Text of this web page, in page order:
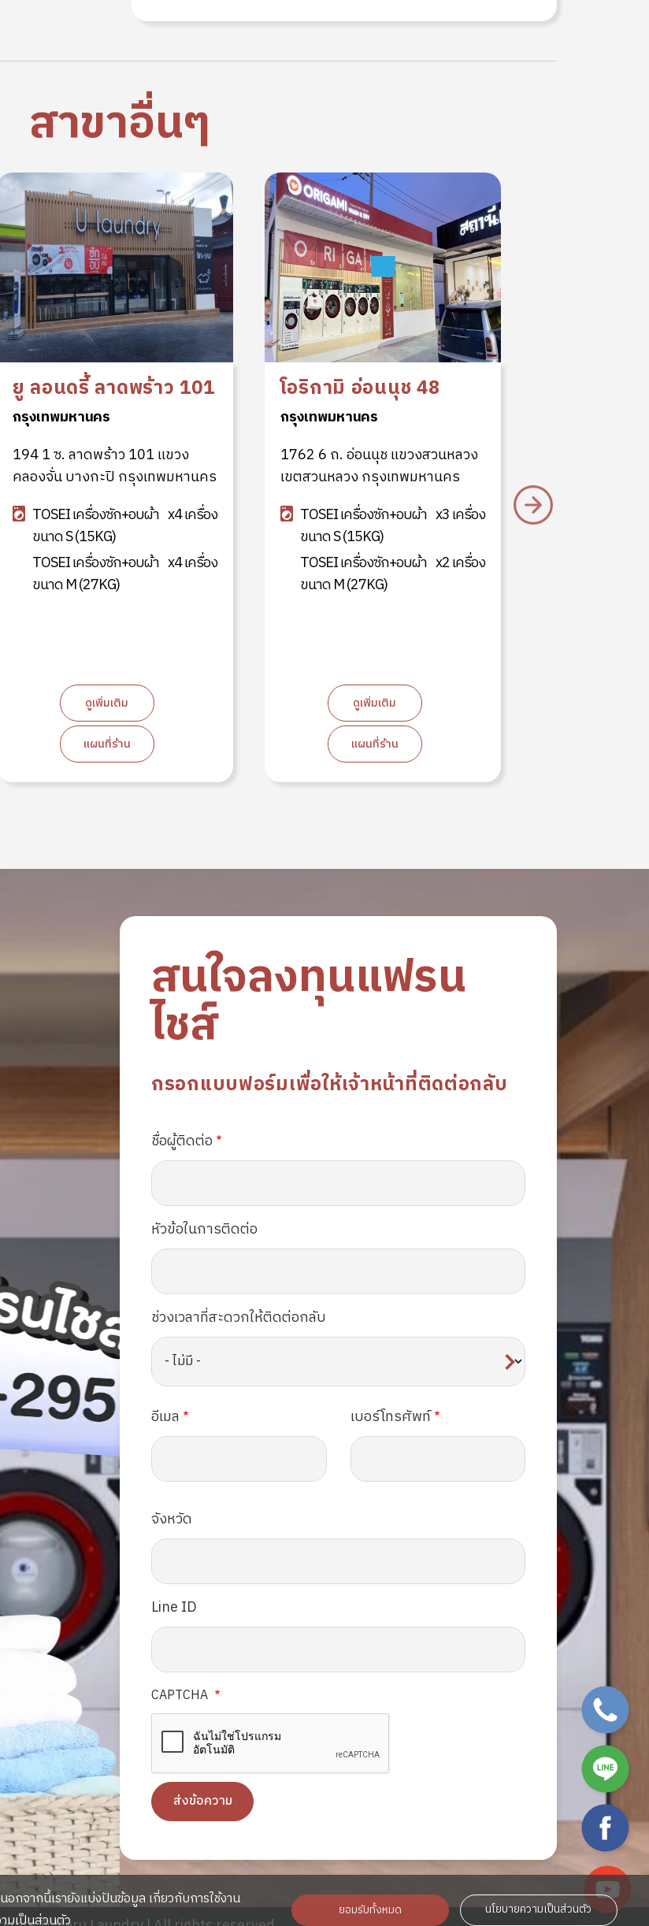
สาขาอื่นๆ
ยู ลอนดรี้ ลาดพร้าว 101
กรุงเทพมหานคร
194 1 ซ. ลาดพร้าว 101 แขวง
คลองจั่น บางกะปิ กรุงเทพมหานคร
TOSEI เครื่องซัก+อบผ้า
ขนาด S (15KG)
x4 เครื่อง
TOSEI เครื่องซัก+อบผ้า
ขนาด M (27KG)
x4 เครื่อง
ดูเพิ่มเติม
แผนที่ร้าน
โอริกามิ อ่อนนุช 48
กรุงเทพมหานคร
1762 6 ถ. อ่อนนุช แขวงสวนหลวง
เขตสวนหลวง กรุงเทพมหานคร
TOSEI เครื่องซัก+อบผ้า
ขนาด S (15KG)
x3 เครื่อง
TOSEI เครื่องซัก+อบผ้า
ขนาด M (27KG)
x2 เครื่อง
ดูเพิ่มเติม
แผนที่ร้าน
29/1 ซ. รามอิน
เขตบางเขน กรุ
สนใจลงทุนแฟรน
ไชส์
กรอกแบบฟอร์มเพื่อให้เจ้าหน้าที่ติดต่อกลับ
ชื่อผู้ติดต่อ
หัวข้อในการติดต่อ
ช่วงเวลาที่สะดวกให้ติดต่อกลับ
อีเมล เบอร์โทรศัพท์
จังหวัด
Line ID
CAPTCHA
กจากนี้เรายังแบ่งปันข้อมูล เกี่ยวกับการใช้งาน
มเป็นส่วนตัว
นโยบายความเป็นส่วนตัว
ยอมรับทั้งหมด
SVG
SVG
SVG
SVG